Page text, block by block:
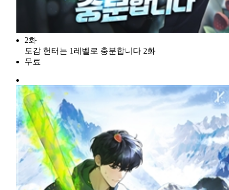
2화
도감 헌터는 1레벨로 충분합니다 2화
무료